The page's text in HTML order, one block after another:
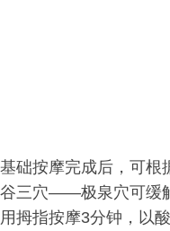
基础按摩完成后，可根
谷三穴——极泉穴可缓
用拇指按摩3分钟，以